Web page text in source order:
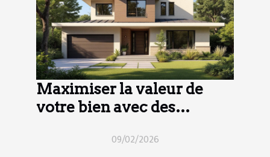
Maximiser la valeur de
votre bien avec des
09/02/2026